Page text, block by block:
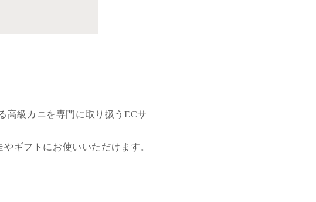
高級カニを専門に取り扱うECサ
ギフトにお使いいただけます。